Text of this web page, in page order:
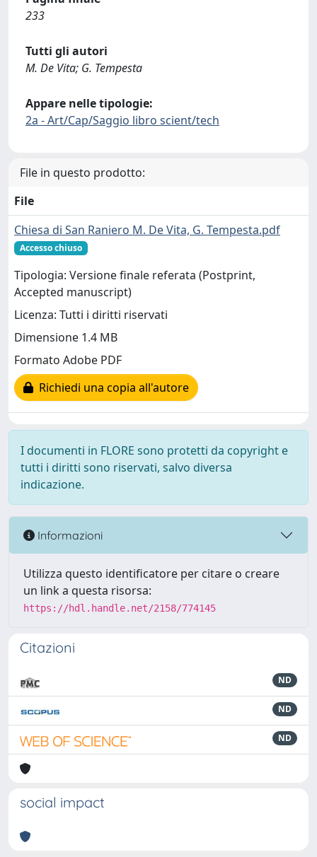
233
Tutti gli autori
M. De Vita; G. Tempesta
Appare nelle tipologie:
2a - Art/Cap/Saggio libro scient/tech
File in questo prodotto:
File
Chiesa di San Raniero M. De Vita, G. Tempesta.pdf
Accesso chiuso
Tipologia: Versione finale referata (Postprint,
Accepted manuscript)
Licenza: Tutti i diritti riservati
Dimensione 1.4 MB
Formato Adobe PDF
Richiedi una copia all'autore
I documenti in FLORE sono protetti da copyright e
tutti i diritti sono riservati, salvo diversa
indicazione.
Informazioni
Utilizza questo identificatore per citare o creare
un link a questa risorsa:
https://hdl.handle.net/2158/774145
Citazioni
ND
ND
ND
social impact